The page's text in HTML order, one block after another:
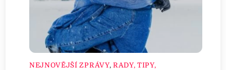
NEJNOVĚJŠÍ ZPRÁVY, RADY, TIPY,